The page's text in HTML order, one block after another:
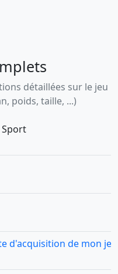
détaillées sur le jeu
poids, taille, ...)
Sport
d'acquisition de mon jeu